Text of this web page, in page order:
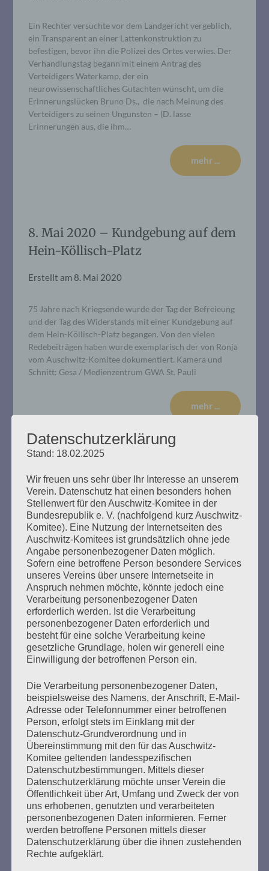
Ein Rechter versuchte vor dem Landgericht vergeblich,
ein Transparent an einer Lattenkonstruktion zu
befestigen, bevor ihn die Polizei des Ortes verwies. Der
Verhandlungstag begann mit einem Antrag des
Verteidigers Waterkamp, der ein
neurowissenschaftliches Gutachten wünscht, um die
Erinnerungslücken Bruno Ds., die nach Meinung des
Verteidigers zu seinen Ungunsten – (D. lasse
Erinnerungen aus, die ihm…
mehr ...
8. Mai 2020 – Kundgebung auf dem
Hein-Köllisch-Platz
Erstellt am8. Mai 2020
75 Jahre nach Kriegsende wurde der Tag der Befreieung
und der Tag des Widerstands mit einer Kundgebung auf
dem Hein-Köllisch-Platz begangen. Von den vielen
Redebeiträgen haben wurde exemplarisch der von Ronja
vom Auschwitz-Komitee dokumentiert. Kamera und
Schnitt: Gesa / Medienzentrum GWA St. Pauli
mehr ...
Der 8. Mai muss ein Feiertag werden
Erstellt am4. Mai 2020
Ein Tag, an dem die Befreiung der Menschheit vom NS-
Offenen Brief zum 27. Januar 2020, dem 75. Jahrestag
der Befreiung des KZ Auschwitz durch die Rote Armee
gefordert, den ich an Bundespräsident Steinmeier,
Bundeskanzlerin Merkel und »alle, die wollen, dass
Auschwitz nie wieder sei« geschrieben habe….
mehr ...
Seitennummerierung
der
Zurück 23 Weiter
Datenschutzerklärung
Stand: 18.02.2025
Wir freuen uns sehr über Ihr Interesse an unserem
Verein. Datenschutz hat einen besonders hohen
Stellenwert für den Auschwitz-Komitee in der
Bundesrepublik e. V. (nachfolgend kurz Auschwitz-
Komitee). Eine Nutzung der Internetseiten des
Auschwitz-Komitees ist grundsätzlich ohne jede
Angabe personenbezogener Daten möglich.
Sofern eine betroffene Person besondere Services
unseres Vereins über unsere Internetseite in
Anspruch nehmen möchte, könnte jedoch eine
Verarbeitung personenbezogener Daten
erforderlich werden. Ist die Verarbeitung
personenbezogener Daten erforderlich und
besteht für eine solche Verarbeitung keine
gesetzliche Grundlage, holen wir generell eine
Einwilligung der betroffenen Person ein.
Die Verarbeitung personenbezogener Daten,
beispielsweise des Namens, der Anschrift, E-Mail-
Adresse oder Telefonnummer einer betroffenen
Person, erfolgt stets im Einklang mit der
Datenschutz-Grundverordnung und in
Übereinstimmung mit den für das Auschwitz-
Komitee geltenden landesspezifischen
Datenschutzbestimmungen. Mittels dieser
Datenschutzerklärung möchte unser Verein die
Öffentlichkeit über Art, Umfang und Zweck der von
uns erhobenen, genutzten und verarbeiteten
personenbezogenen Daten informieren. Ferner
werden betroffene Personen mittels dieser
Datenschutzerklärung über die ihnen zustehenden
Rechte aufgeklärt.